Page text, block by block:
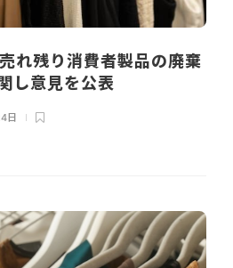
れ残り消費者製品の廃棄
し意見を公表
日